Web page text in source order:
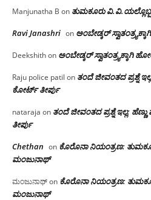
Manjunatha B on ತುಮಕೂರು‌
Ravi Janashri on ಅಂಬೇಡ್ಕರ್
Deekshithon ಅಂಬೇಡ್ಕರ್ ಸ್ವಾತಂತ್ರ್ಯಕ್ಕಾಗಿ
Raju police patil on ತಂದೆ ಜೀವಂತದ ಪ್ರಶ್ನೆ
ಕೋರ್ಟ್ ತೀರ್ಪು
nataraja on ತಂದೆ ಜೀವಂತದ ಪ್ರಶ್ನೆ ಇಲ್ಲ:
ತೀರ್ಪು
Chethan on ಕೊರೊನಾ ನಿಯಂತ್ರಣ:
ಮಂಜು‌ನಾಥ್
ಮಂಜುನಾಥ್on ಕೊರೊನಾ ನಿಯಂತ್ರಣ:
ಮಂಜು‌ನಾಥ್